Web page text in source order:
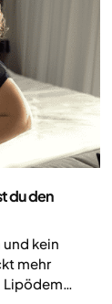
du den
kein
mehr
Lipödem